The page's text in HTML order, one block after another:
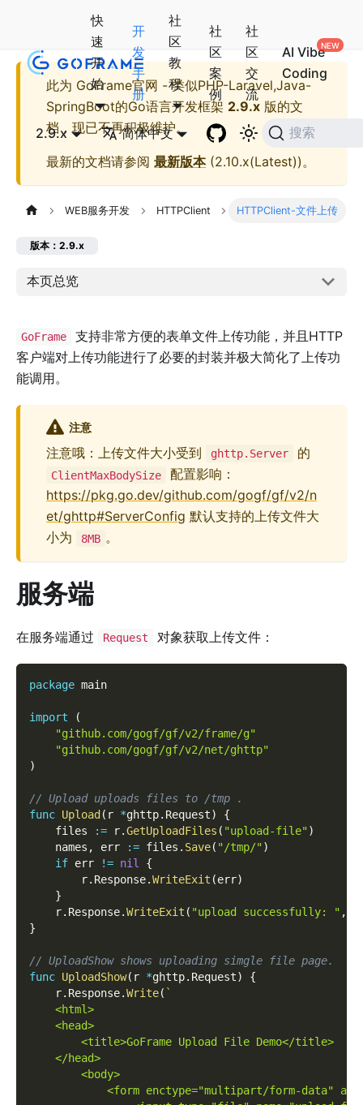
快
速
开
始
开
发
手
册
社
区
教
程
社
区
案
例
社
区
交
流
AI Vibe
Coding
2.9.x 简体中文 搜索
此为 GoFrame官网 - 类似PHP-Laravel,Java-
SpringBoot的Go语言开发框架 2.9.x 版的文
档，现已不再积极维护。
最新的文档请参阅 最新版本(2.10.x(Latest))。
WEB服务开发 HTTPClient HTTPClient-文件上传
版本：2.9.x
本页总览
GoFrame
支持非常方便的表单文件上传功能，并且HTTP
客户端对上传功能进行了必要的封装并极大简化了上传功
能调用。
注意
注意哦：上传文件大小受到 ghttp.Server 的
ClientMaxBodySize
配置影响：
https://pkg.go.dev/github.com/gogf/gf/v2/n
et/ghttp#ServerConfig 默认支持的上传文件大
小为
8MB 。
服务端
在服务端通过 Request 对象获取上传文件：
package main
import
(
"github.com/gogf/gf/v2/frame/g"
"github.com/gogf/gf/v2/net/ghttp"
)
// Upload uploads files to /tmp .
func Upload ( r *ghttp. Request)
{
    files
:= r.GetUploadFiles ( "upload-file")
    names
, err := files . Save( "/tmp/")
if err != nil
{
        r
. Response.WriteExit (err)
}
    r
. Response.WriteExit ( "upload successfully: " ,
}
// UploadShow shows uploading simgle file page.
func UploadShow( r *ghttp. Request)
{
    r
. Response.Write( `
    <html>
    <head>
        <title>GoFrame Upload File Demo</title>
    </head>
        <body>
<form enctype="multipart/form-data"